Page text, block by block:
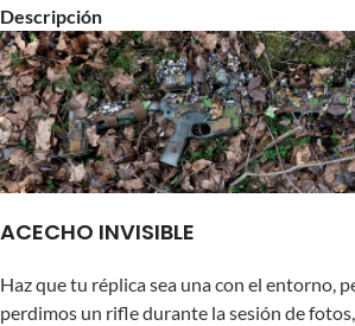
Descripción
ACECHO INVISIBLE
Haz que tu réplica sea una con el entorno,
perdimos un rifle durante la sesión de